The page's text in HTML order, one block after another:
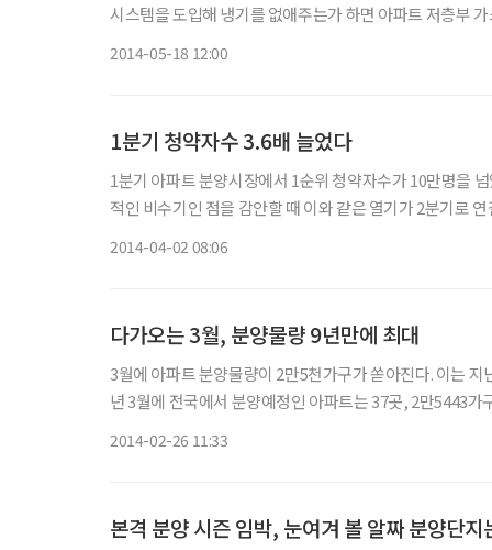
시스템을 도입해 냉기를 없애주는가 하면 아파트 저층부
2014-05-18 12:00
1분기 청약자수 3.6배 늘었다
1분기 아파트 분양시장에서 1순위 청약자수가 10만명을
적인 비수기인 점을 감안할 때 이와 같은 열기가 2분기로 연결될지 귀추가 주목된다. 2일
2014-04-02 08:06
다가오는 3월, 분양물량 9년만에 최대
3월에 아파트 분양물량이 2만5천가구가 쏟아진다. 이는 지난 2005년 이후 9
년 3월에 전국에서 분양예정인 아파트는 37곳, 2만5443가구로 조사 됐다. 전년동기(24곳, 1만7263가구
2014-02-26 11:33
본격 분양 시즌 임박, 눈여겨 볼 알짜 분양단지